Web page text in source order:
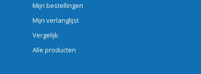
Mijn bestellingen
Mijn verlanglijst
Vergelijk
Alle producten